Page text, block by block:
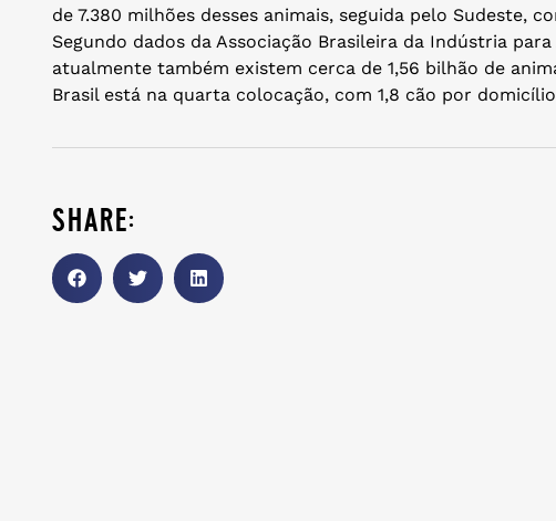
de 7.380 milhões desses animais, seguida pelo Sudeste,
Segundo dados da Associação Brasileira da Indústria
atualmente também existem cerca de 1,56 bilhão de
Brasil está na quarta colocação, com 1,8 cão por
share: